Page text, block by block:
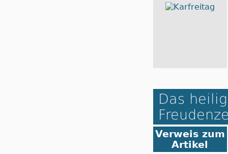
Das
Verweis zum
Artikel